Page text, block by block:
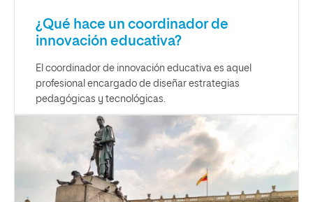
¿Qué hace un coordinador de
innovación educativa?
El coordinador de innovación educativa es aquel
profesional encargado de diseñar estrategias
pedagógicas y tecnológicas.